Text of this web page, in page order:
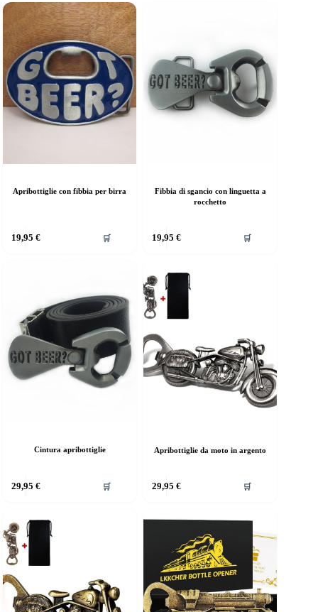
più
varianti.
Le
opzioni
possono
essere
scelte
nella
pagina
Apribottiglie con fibbia per birra
19,95 € 🛒
Fibbia di sgancio con linguetta a
rocchetto
19,95 € 🛒
Cintura apribottiglie
29,95 € 🛒
Apribottiglie da moto in argento
29,95 € 🛒